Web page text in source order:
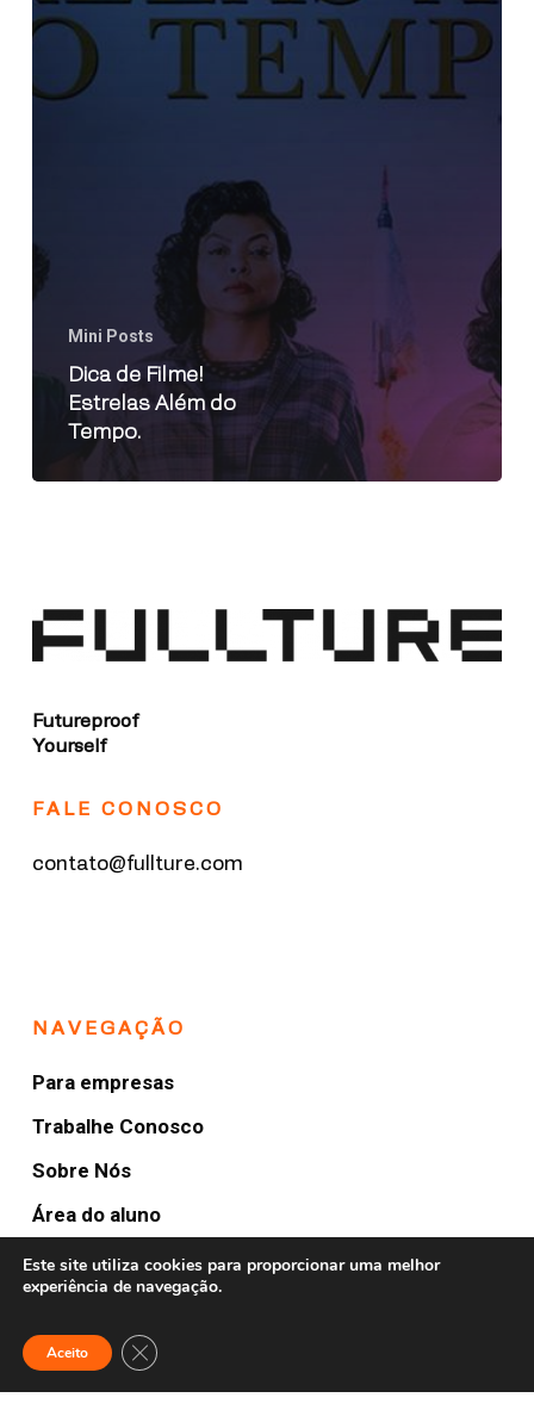
Mini Posts
Dica de Filme!
Estrelas Além do
Tempo.
Futureproof
Yourself
FALE CONOSCO
contato@fullture.com
NAVEGAÇÃO
Para empresas
Trabalhe Conosco
Sobre Nós
Área do aluno
Blog
FULLTURE HUBS
Anywhere
Este site utiliza cookies para proporcionar uma melhor
experiência de navegação.
Aceito Close GDPR Cookie Banner